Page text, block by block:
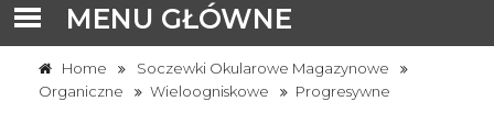
MENU GŁÓWNE
Home
Soczewki Okularowe Magazynowe
Organiczne
Wieloogniskowe Progresywne